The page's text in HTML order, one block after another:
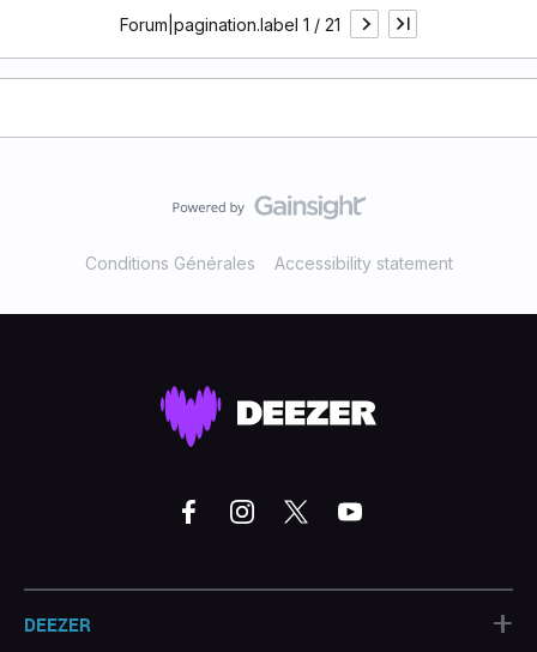
Forum|pagination.label 1 / 21
Conditions Générales Accessibility statement
DEEZER +